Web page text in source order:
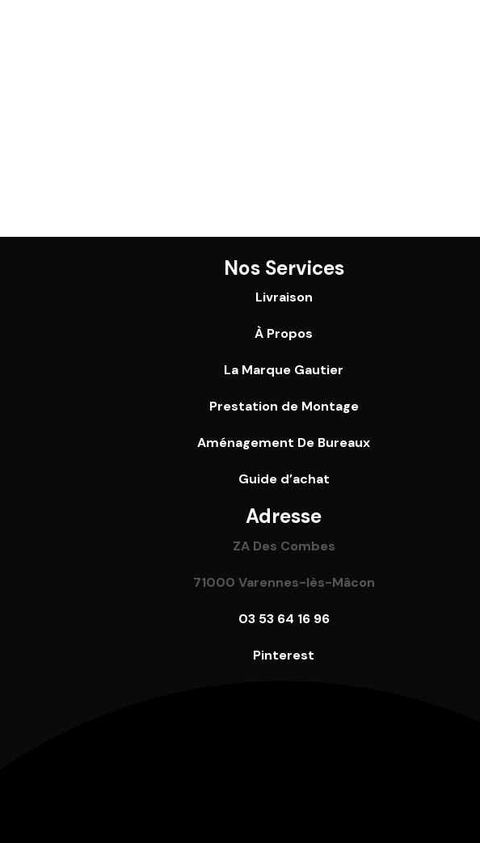
Nos Services
Livraison
À Propos
La Marque Gautier
Prestation de Montage
Aménagement De Bureaux
Guide d’achat
Adresse
ZA Des Combes
71000 Varennes-lès-Mâcon
03 53 64 16 96
Pinterest